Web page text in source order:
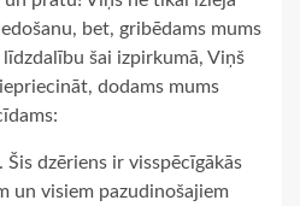
bet, gribēdams mums
šai izpirkumā, Viņš
dodams mums
dzēriens ir visspēcīgākās
un visiem pazudinošajiem